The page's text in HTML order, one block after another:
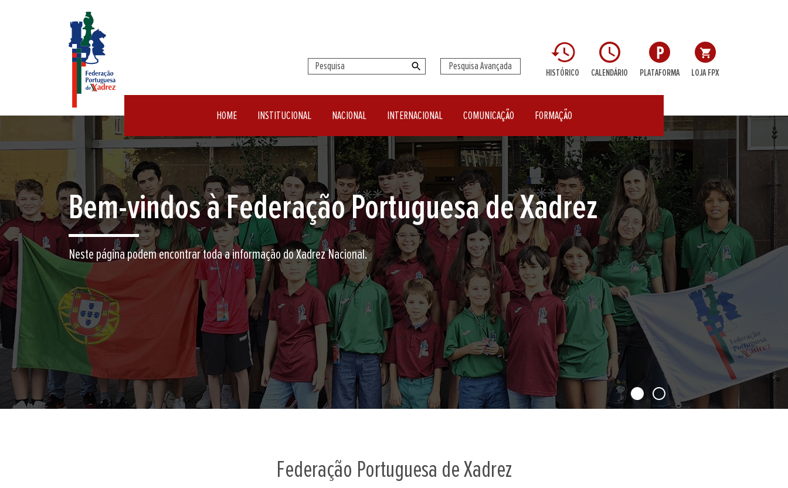
Pesquisa Avançada
HISTÓRICO CALENDÁRIO PLATAFORMA LOJA FPX
HOME INSTITUCIONAL NACIONAL INTERNACIONAL COMUNICAÇÃO FORMAÇÃO
Encontre aqui o seu clube de Xadrez
Junte-se a nós neste jogo milenar
Federação Portuguesa de Xadrez